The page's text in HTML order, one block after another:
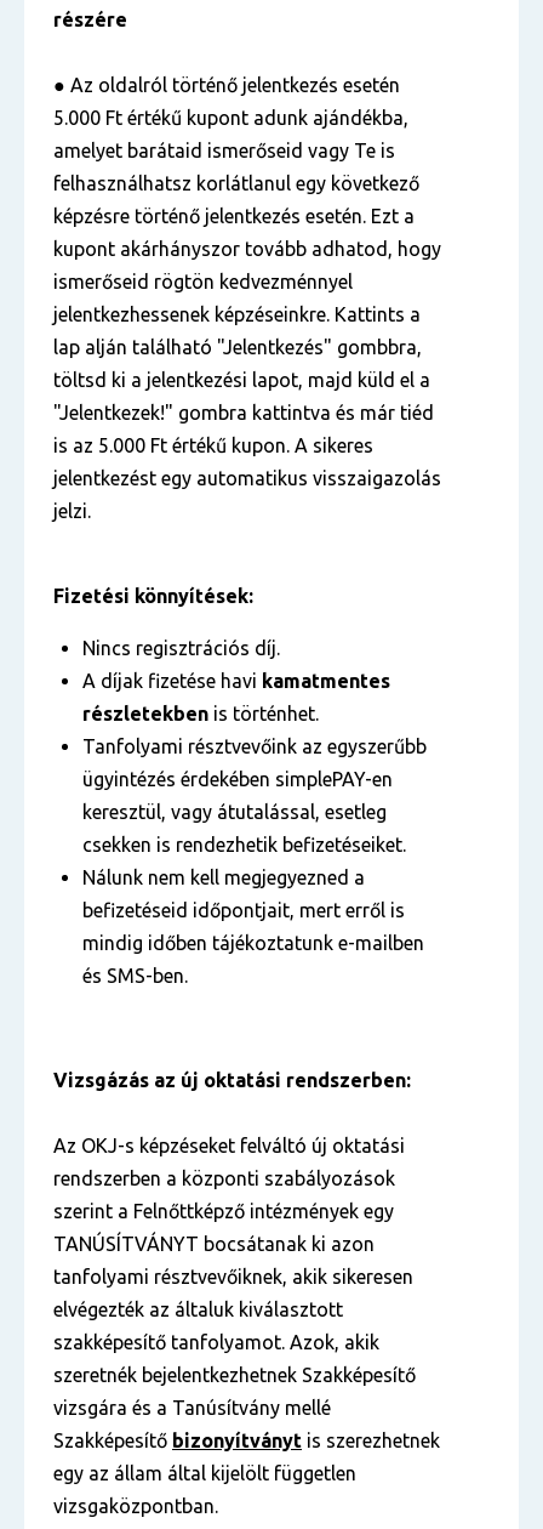
részére
● Az oldalról történő jelentkezés esetén
5.000 Ft értékű kupont adunk ajándékba,
amelyet barátaid ismerőseid vagy Te is
felhasználhatsz korlátlanul egy következő
képzésre történő jelentkezés esetén. Ezt a
kupont akárhányszor tovább adhatod, hogy
ismerőseid rögtön kedvezménnyel
jelentkezhessenek képzéseinkre. Kattints a
lap alján található "Jelentkezés" gombbra,
töltsd ki a jelentkezési lapot, majd küld el a
"Jelentkezek!" gombra kattintva és már tiéd
is az 5.000 Ft értékű kupon. A sikeres
jelentkezést egy automatikus visszaigazolás
jelzi.
Fizetési könnyítések:
Nincs regisztrációs díj.
A díjak fizetése havi kamatmentes
részletekben is történhet.
Tanfolyami résztvevőink az egyszerűbb
ügyintézés érdekében simplePAY-en
keresztül, vagy átutalással, esetleg
csekken is rendezhetik befizetéseiket.
Nálunk nem kell megjegyezned a
befizetéseid időpontjait, mert erről is
mindig időben tájékoztatunk e-mailben
és SMS-ben.
Vizsgázás az új oktatási rendszerben:
Az OKJ-s képzéseket felváltó új oktatási
rendszerben a központi szabályozások
szerint a Felnőttképző intézmények egy
TANÚSÍTVÁNYT bocsátanak ki azon
tanfolyami résztvevőiknek, akik sikeresen
elvégezték az általuk kiválasztott
szakképesítő tanfolyamot. Azok, akik
szeretnék bejelentkezhetnek Szakképesítő
vizsgára és a Tanúsítvány mellé
Szakképesítő bizonyítványt is szerezhetnek
egy az állam által kijelölt független
vizsgaközpontban.